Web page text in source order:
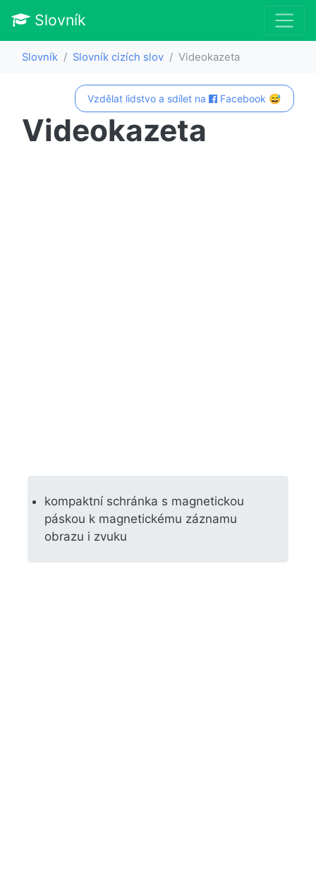
Slovník
Slovník Slovník cizích slov Videokazeta
Vzdělat lidstvo a sdílet na Facebook 😅
Videokazeta
kompaktní schránka s magnetickou
páskou k magnetickému záznamu
obrazu i zvuku